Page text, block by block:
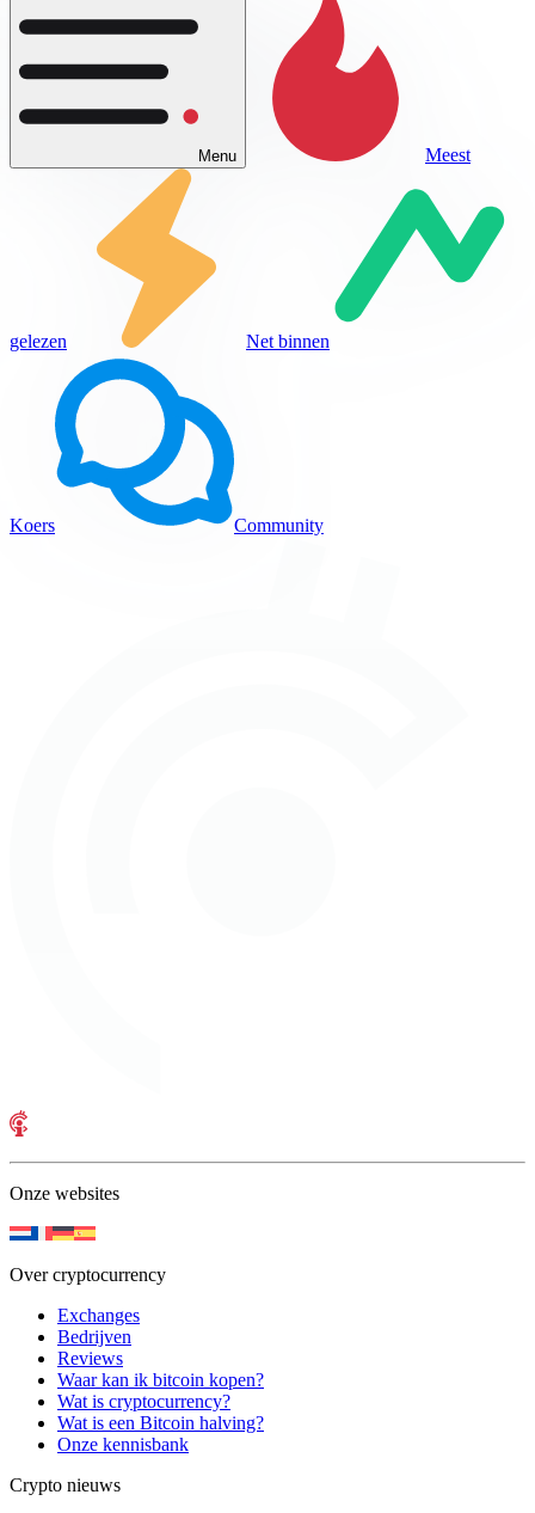
Menu Meest
gelezen Net binnen
Koers Community
Onze websites
Over cryptocurrency
Exchanges
Bedrijven
Reviews
Waar kan ik bitcoin kopen?
Wat is cryptocurrency?
Wat is een Bitcoin halving?
Onze kennisbank
Crypto nieuws